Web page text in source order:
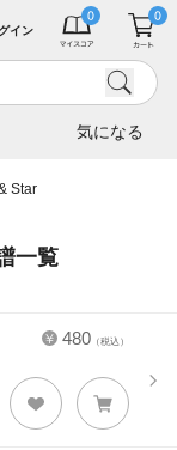
気になる
イン
Star
一覧
480 （税込）